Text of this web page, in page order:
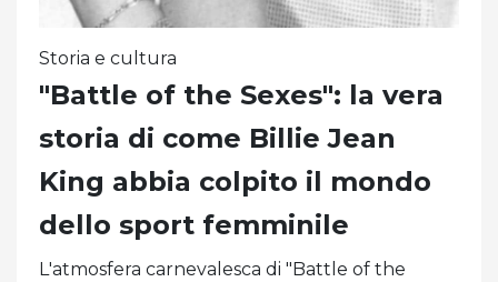
Storia e cultura
"Battle of the Sexes": la vera
storia di come Billie Jean
King abbia colpito il mondo
dello sport femminile
L'atmosfera carnevalesca di "Battle of the